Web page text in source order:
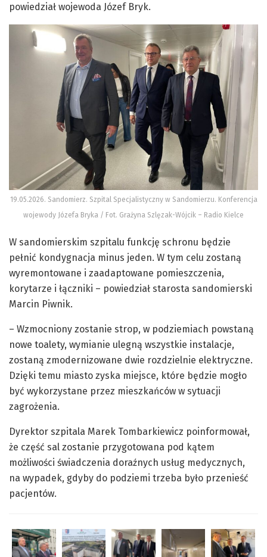
powiedział wojewoda Józef Bryk.
19.05.2026. Sandomierz. Szpital Specjalistyczny w Sandomierzu. Konferencja
wojewody Józefa Bryka / Fot. Grażyna Szlęzak-Wójcik – Radio Kielce
W sandomierskim szpitalu funkcję schronu będzie
pełnić kondygnacja minus jeden. W tym celu zostaną
wyremontowane i zaadaptowane pomieszczenia,
korytarze i łączniki – powiedział starosta sandomierski
Marcin Piwnik.
– Wzmocniony zostanie strop, w podziemiach powstaną
nowe toalety, wymianie ulegną wszystkie instalacje,
zostaną zmodernizowane dwie rozdzielnie elektryczne.
Dzięki temu miasto zyska miejsce, które będzie mogło
być wykorzystane przez mieszkańców w sytuacji
zagrożenia.
Dyrektor szpitala Marek Tombarkiewicz poinformował,
że część sal zostanie przygotowana pod kątem
możliwości świadczenia doraźnych usług medycznych,
na wypadek, gdyby do podziemi trzeba było przenieść
pacjentów.